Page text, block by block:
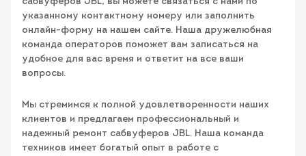
указанному контактному номеру или заполнить
онлайн-форму на нашем сайте. Наша дружелюбная
команда операторов поможет вам записаться на
удобное для вас время и ответит на все ваши
вопросы.
Мы стремимся к полной удовлетворенности наших
клиентов и предлагаем профессиональный и
надежный ремонт сабвуферов JBL. Наша команда
техников имеет богатый опыт в работе с